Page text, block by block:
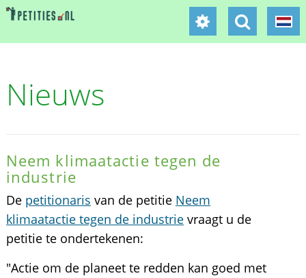
Nieuws
Neem klimaatactie tegen de
industrie
De petitionaris van de petitie Neem
klimaatactie tegen de industrievraagt u de
petitie te ondertekenen:
"Actie om de planeet te redden kan goed met